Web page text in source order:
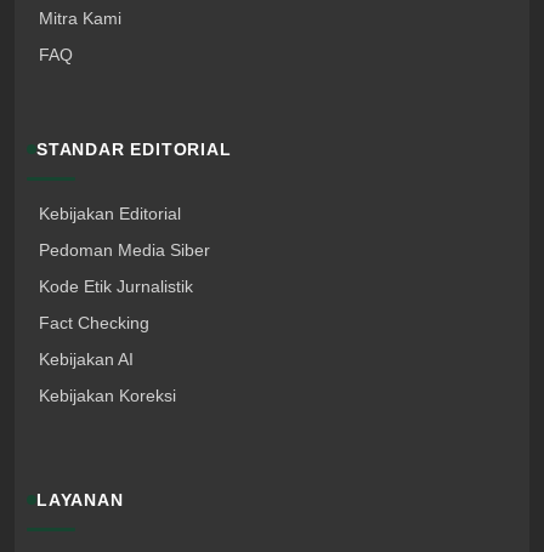
Mitra Kami
FAQ
STANDAR EDITORIAL
Kebijakan Editorial
Pedoman Media Siber
Kode Etik Jurnalistik
Fact Checking
Kebijakan AI
Kebijakan Koreksi
LAYANAN